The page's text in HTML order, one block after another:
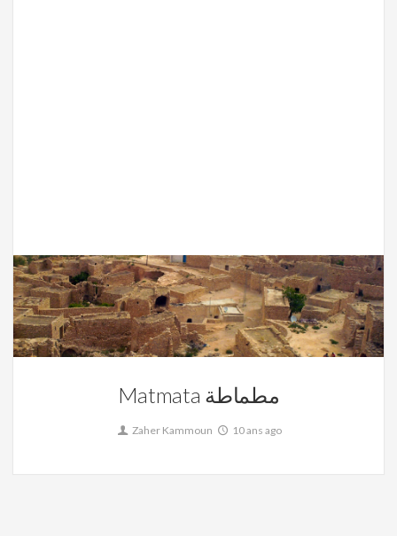
2
La Tunisie, Matmata Toujane
Matmata مطماطة
Zaher Kammoun 10 ans ago